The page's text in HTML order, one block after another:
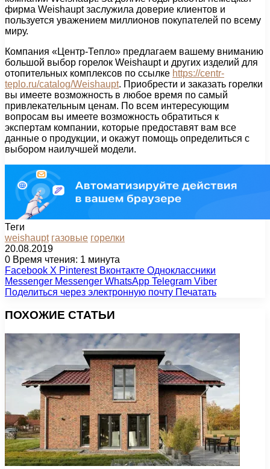
фирма Weishaupt заслужила доверие клиентов и
пользуется уважением миллионов покупателей по всему
миру.
Компания «Центр-Тепло» предлагаем вашему вниманию
большой выбор горелок Weishaupt и других изделий для
отопительных комплексов по ссылке https://centr-
teplo.ru/catalog/Weishaupt. Приобрести и заказать горелки
вы имеете возможность в любое время по самый
привлекательным ценам. По всем интересующим
вопросам вы имеете возможность обратиться к
экспертам компании, которые предоставят вам все
данные о продукции, и окажут помощь определиться с
выбором наилучшей модели.
Теги
weishaupt газовые горелки
20.08.2019
0 Время чтения: 1 минута
Facebook X Pinterest Вконтакте Одноклассники
Messenger Messenger WhatsApp Telegram Viber
Поделиться через электронную почту Печатать
ПОХОЖИЕ СТАТЬИ